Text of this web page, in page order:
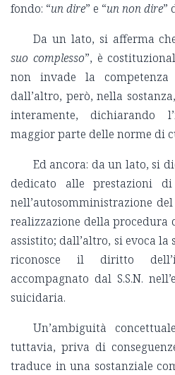
fondo: “un dire” e “un non dire”
Da un lato, si afferma
suo complesso”, è
non invade la
dall’altro, però, nella
interamente, dichiarando
maggior parte delle norme di
Ed ancora: da un lato, si
dedicato alle prestazioni
nell’autosomministrazione
realizzazione della procedura
assistito; dall’altro, si evoca la
riconosce il diritto
accompagnato dal S.S.N.
suicidaria.
Un’ambiguità
tuttavia, priva di
traduce in una sostanziale